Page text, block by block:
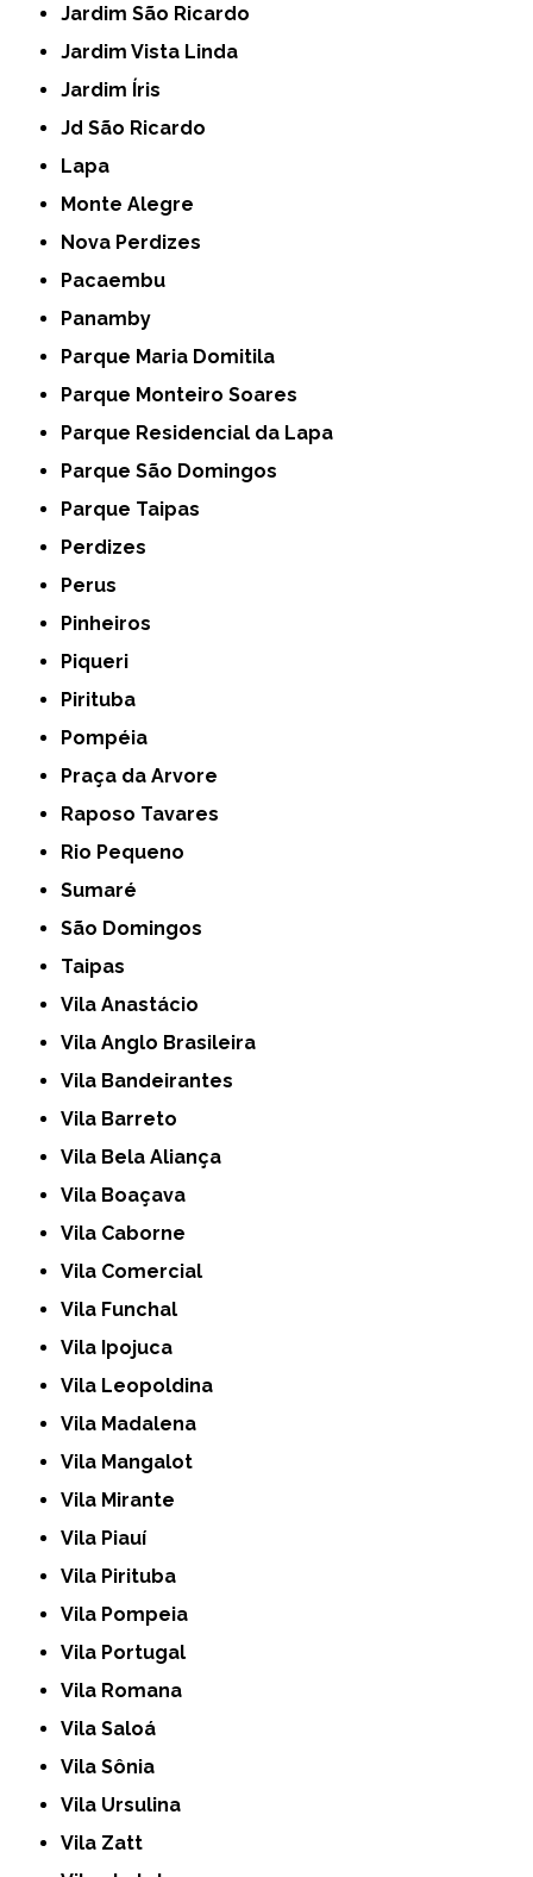
Jardim São Ricardo
Jardim Vista Linda
Jardim Íris
Jd São Ricardo
Lapa
Monte Alegre
Nova Perdizes
Pacaembu
Panamby
Parque Maria Domitila
Parque Monteiro Soares
Parque Residencial da Lapa
Parque São Domingos
Parque Taipas
Perdizes
Perus
Pinheiros
Piqueri
Pirituba
Pompéia
Praça da Arvore
Raposo Tavares
Rio Pequeno
Sumaré
São Domingos
Taipas
Vila Anastácio
Vila Anglo Brasileira
Vila Bandeirantes
Vila Barreto
Vila Bela Aliança
Vila Boaçava
Vila Caborne
Vila Comercial
Vila Funchal
Vila Ipojuca
Vila Leopoldina
Vila Madalena
Vila Mangalot
Vila Mirante
Vila Piauí
Vila Pirituba
Vila Pompeia
Vila Portugal
Vila Romana
Vila Saloá
Vila Sônia
Vila Ursulina
Vila Zatt